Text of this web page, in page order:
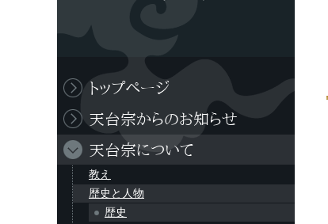
トップページ
天台宗からのお知らせ
天台宗について
教え
歴史と人物
歴史